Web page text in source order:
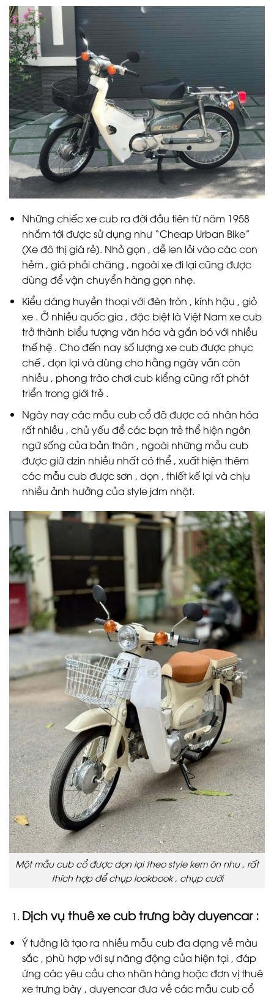
Những chiếc xe cub ra đời đầu tiên từ năm 1958
nhắm tới được sử dụng như “Cheap Urban Bike”
(Xe đô thị giá rẻ). Nhỏ gọn , dễ len lỏi vào các con
hẻm , giá phải chăng , ngoài xe đi lại cũng được
dùng để vận chuyển hàng gọn nhẹ.
Kiểu dáng huyền thoại với đèn tròn , kính hậu , giỏ
xe . Ở nhiều quốc gia , đặc biệt là Việt Nam xe cub
trở thành biểu tượng văn hóa và gắn bó với nhiều
thế hệ . Cho đến nay số lượng xe cub được phục
chế , dọn lại và dùng cho hằng ngày vẫn còn
nhiều , phong trào chơi cub kiểng cũng rất phát
triển trong giới trẻ .
Ngày nay các mẫu cub cổ đã được cá nhân hóa
rất nhiều , chủ yếu để các bạn trẻ thể hiện ngôn
ngữ sống của bản thân , ngoài những mẫu cub
được giữ dzin nhiều nhất có thể , xuất hiện thêm
các mẫu cub được sơn , dọn , thiết kế lại và chịu
nhiều ảnh hưởng của style jdm nhật.
Một mẫu cub cổ được dọn lại theo style kem ôn nhu , rất
thích hợp để chụp lookbook , chụp cưới
Dịch vụ thuê xe cub trưng bày duyencar :
Ý tưởng là tạo ra nhiều mẫu cub đa dạng về màu
sắc , phù hợp với sự năng động của hiện tại , đáp
ứng các yêu cầu cho nhãn hàng hoặc đơn vị thuê
xe trưng bày , duyencar đưa về các mẫu cub cổ